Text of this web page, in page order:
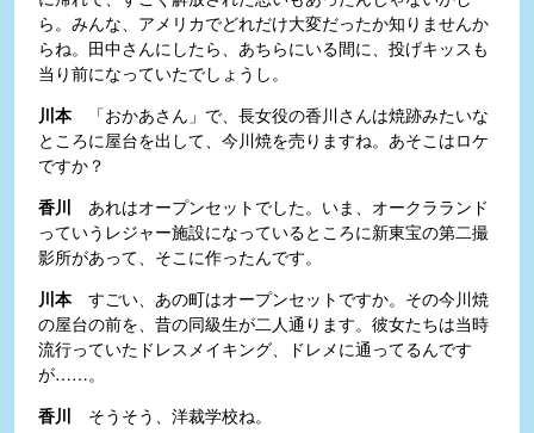
ら。みんな、アメリカでどれだけ大変だったか知りませんか
らね。田中さんにしたら、あちらにいる間に、投げキッスも
当り前になっていたでしょうし。
川本「おかあさん」で、長女役の香川さんは焼跡みたいな
ところに屋台を出して、今川焼を売りますね。あそこはロケ
ですか？
香川 あれはオープンセットでした。いま、オークラランド
っていうレジャー施設になっているところに新東宝の第二撮
影所があって、そこに作ったんです。
川本すごい、あの町はオープンセットですか。その今川焼
の屋台の前を、昔の同級生が二人通ります。彼女たちは当時
流行っていたドレスメイキング、ドレメに通ってるんです
が……。
香川 そうそう、洋裁学校ね。